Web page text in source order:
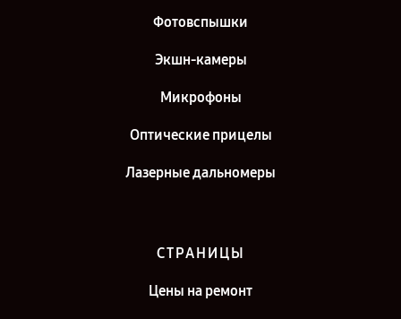
Фотовспышки
Экшн-камеры
Микрофоны
Оптические прицелы
Лазерные дальномеры
СТРАНИЦЫ
Цены на ремонт